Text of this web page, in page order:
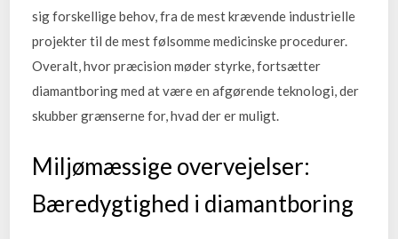
sig forskellige behov, fra de mest krævende industrielle
projekter til de mest følsomme medicinske procedurer.
Overalt, hvor præcision møder styrke, fortsætter
diamantboring med at være en afgørende teknologi, der
skubber grænserne for, hvad der er muligt.
Miljømæssige overvejelser:
Bæredygtighed i diamantboring